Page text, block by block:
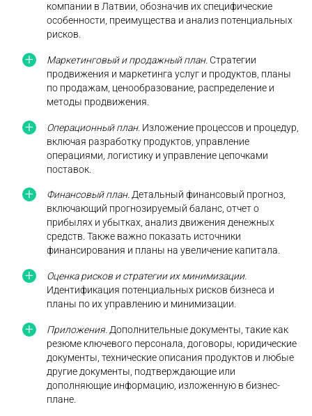
компании в Латвии, обозначив их специфические
особенности, преимущества и анализ потенциальных
рисков.
Маркетинговый и продажный план. Стратегии
продвижения и маркетинга услуг и продуктов, планы
по продажам, ценообразование, распределение и
методы продвижения.
Операционный план. Изложение процессов и процедур,
включая разработку продуктов, управление
операциями, логистику и управление цепочками
поставок.
Финансовый план. Детальный финансовый прогноз,
включающий прогнозируемый баланс, отчет о
прибылях и убытках, анализ движения денежных
средств. Также важно показать источники
финансирования и планы на увеличение капитала.
Оценка рисков и стратегии их минимизации.
Идентификация потенциальных рисков бизнеса и
планы по их управлению и минимизации.
Приложения. Дополнительные документы, такие как
резюме ключевого персонала, договоры, юридические
документы, технические описания продуктов и любые
другие документы, подтверждающие или
дополняющие информацию, изложенную в бизнес-
плане.